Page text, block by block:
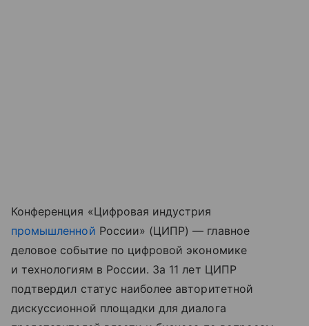
Конференция «Цифровая индустрия
промышленной России» (ЦИПР) — главное
деловое событие по цифровой экономике
и технологиям в России. За 11 лет ЦИПР
подтвердил статус наиболее авторитетной
дискуссионной площадки для диалога